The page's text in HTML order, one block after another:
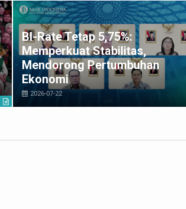
BI-Rate Tetap 5,75%:
Memperkuat Stabilitas,
Mendorong Pertumbuhan
Ekonomi
2026-07-22